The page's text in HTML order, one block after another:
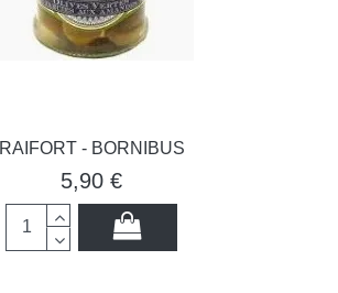
RAIFORT - BORNIBUS
5,90 €